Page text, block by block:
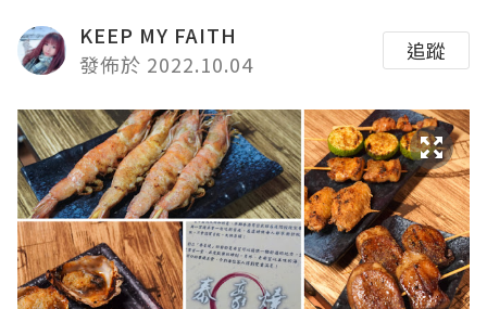
KEEP MY FAITH
發佈於 2022.10.04
追蹤